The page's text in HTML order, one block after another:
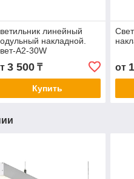
линейный
накладной.
А2-30W
3 500₸
Купить
от